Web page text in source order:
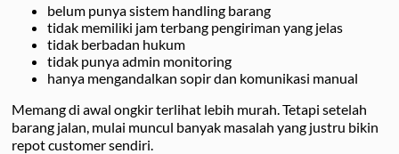
belum punya sistem handling barang
tidak memiliki jam terbang pengiriman yang jelas
tidak berbadan hukum
tidak punya admin monitoring
hanya mengandalkan sopir dan komunikasi manual
Memang di awal ongkir terlihat lebih murah. Tetapi setelah
barang jalan, mulai muncul banyak masalah yang justru bikin
repot customer sendiri.